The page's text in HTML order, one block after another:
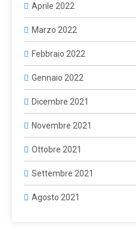
Aprile 2022
Marzo 2022
Febbraio 2022
Gennaio 2022
Dicembre 2021
Novembre 2021
Ottobre 2021
Settembre 2021
Agosto 2021